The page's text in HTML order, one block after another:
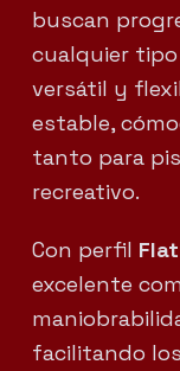
buscan
cualquier
versátil y
estable,
tanto para
recreativo.
Con perfil
excelente
facilitando